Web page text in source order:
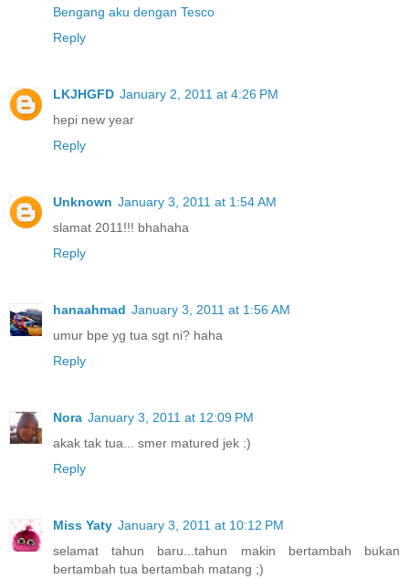
Bengang aku dengan Tesco
Reply
LKJHGFD January 2, 2011 at 4:26 PM
hepi new year
Reply
Unknown January 3, 2011 at 1:54 AM
slamat 2011!!! bhahaha
Reply
hanaahmad January 3, 2011 at 1:56 AM
umur bpe yg tua sgt ni? haha
Reply
Nora January 3, 2011 at 12:09 PM
akak tak tua... smer matured jek :)
Reply
Miss Yaty January 3, 2011 at 10:12 PM
selamat tahun baru...tahun makin bertambah bukan
bertambah tua bertambah matang ;)